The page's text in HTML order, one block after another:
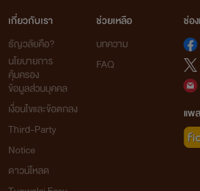
นิยายทุกเรื่องที่อยู่ในโปรเจกต์หอหมื่นอักษรเราเป็นนิยายที่
ให้นายท่านได้รับความเพลิดเพลินอย่างถึงที่สุด
เก๋อเก๋อหวังเป็นอย่างยิ่งว่านิยายของเราจะเติมเต็มความ
อย่างพึงพอใจ และเชื่อมั่นว่านายท่านจะสนับสนุนนิยายของเราอ
การคัดสรรนิยายเรื่องอื่นๆ ของเราต่อไปในอนาคต
สามารถเข้ามาแจ้งกับเราได้ในทุกช่องทางการติดต่อ
เกี่ยวกับเรา
ธัญวลัยคือ?
นโยบายการ
คุ้มครอง
ข้อมูลส่วนบุคคล
เงื่อนไขและข้อตกลง
Third-Party
Notice
ดาวน์โหลด
ช่วยเหลือ
บทความ
FAQ
ช่อ
แพ